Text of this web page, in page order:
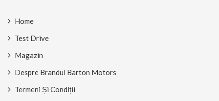
Home
Test Drive
Magazin
Despre Brandul Barton Motors
Termeni Și Condiții